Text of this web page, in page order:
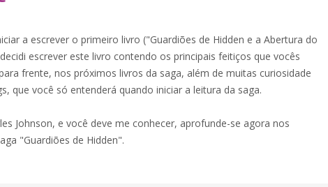
a escrever o primeiro livro ("Guardiões de Hidden e a Abertura do
escrever este livro contendo os principais feitiços que vocês
frente, nos próximos livros da saga, além de muitas curiosidade
que você só entenderá quando iniciar a leitura da saga.
Johnson, e você deve me conhecer, aprofunde-se agora nos
"Guardiões de Hidden".